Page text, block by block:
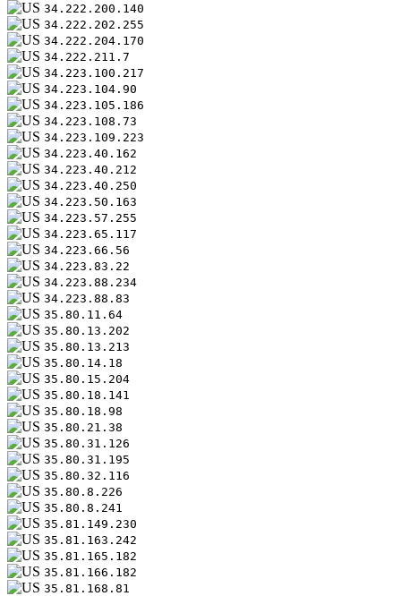
34.222.200.140
34.222.202.255
34.222.204.170
34.222.211.7
34.223.100.217
34.223.104.90
34.223.105.186
34.223.108.73
34.223.109.223
34.223.40.162
34.223.40.212
34.223.40.250
34.223.50.163
34.223.57.255
34.223.65.117
34.223.66.56
34.223.83.22
34.223.88.234
34.223.88.83
35.80.11.64
35.80.13.202
35.80.13.213
35.80.14.18
35.80.15.204
35.80.18.141
35.80.18.98
35.80.21.38
35.80.31.126
35.80.31.195
35.80.32.116
35.80.8.226
35.80.8.241
35.81.149.230
35.81.163.242
35.81.165.182
35.81.166.182
35.81.168.81